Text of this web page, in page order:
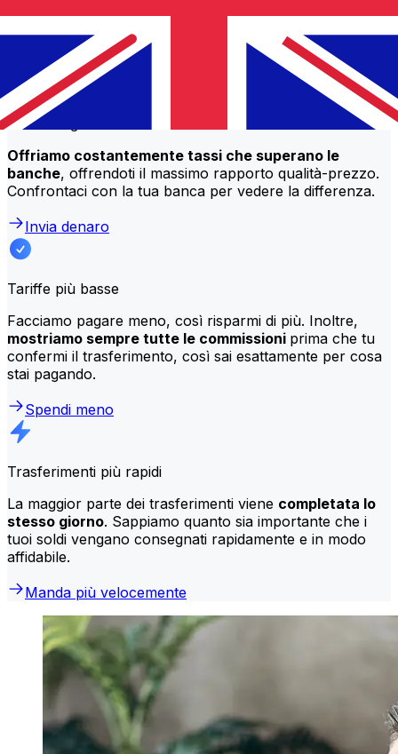
Perché trasferire con Xe invece che
con le banche tradizionali?
Tariffe migliori
Offriamo costantemente tassi che superano le
banche, offrendoti il massimo rapporto qualità-prezzo.
Confrontaci con la tua banca per vedere la differenza.
Invia denaro
Tariffe più basse
Facciamo pagare meno, così risparmi di più. Inoltre,
mostriamo sempre tutte le commissioni prima che tu
confermi il trasferimento, così sai esattamente per cosa
stai pagando.
Spendi meno
Trasferimenti più rapidi
La maggior parte dei trasferimenti viene completata lo
stesso giorno. Sappiamo quanto sia importante che i
tuoi soldi vengano consegnati rapidamente e in modo
affidabile.
Manda più velocemente